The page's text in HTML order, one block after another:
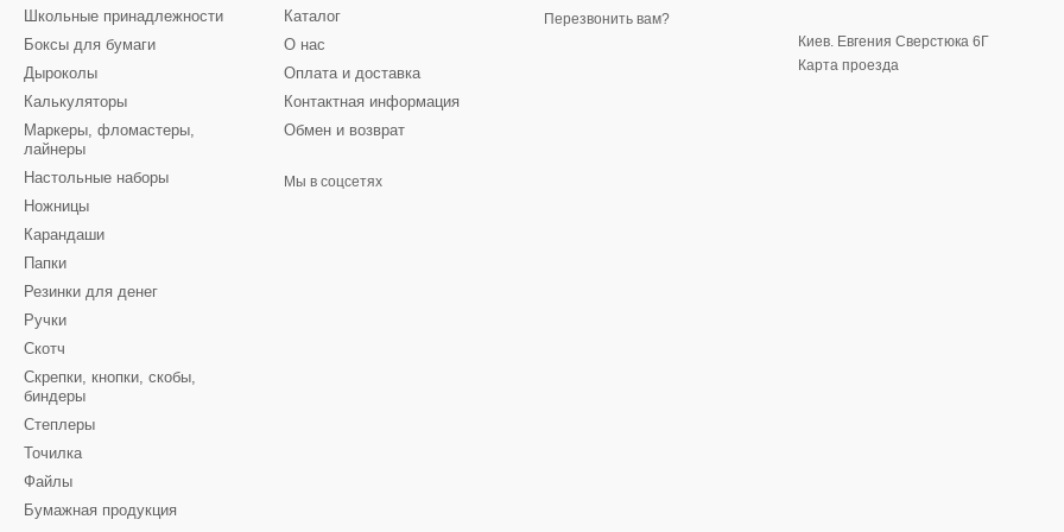
Школьные принадлежности
Боксы для бумаги
Дыроколы
Калькуляторы
Маркеры, фломастеры,
лайнеры
Настольные наборы
Ножницы
Карандаши
Папки
Резинки для денег
Ручки
Скотч
Скрепки, кнопки, скобы,
биндеры
Степлеры
Точилка
Файлы
Бумажная продукция
Каталог
О нас
Оплата и доставка
Контактная информация
Обмен и возврат
Мы в соцсетях
Перезвонить вам?
Киев. Евгения Сверстюка 6Г
Карта проезда